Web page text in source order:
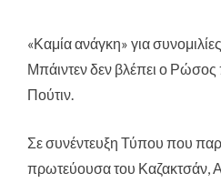
«Καμία ανάγκη» για
Μπάιντεν δεν βλέπει ο Ρώσος
Πούτιν.
Σε συνέντευξη Τύπου που
πρωτεύουσα του Καζακτσάν,